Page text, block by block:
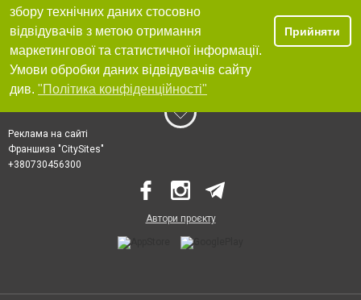
збору технічних даних стосовно
відвідувачів з метою отримання
маркетингової та статистичної інформації.
Умови обробки даних відвідувачів сайту
див. "Політика конфіденційності"
Прийняти
Реклама на сайті
Франшиза "CitySites"
+380730456300
Автори проєкту